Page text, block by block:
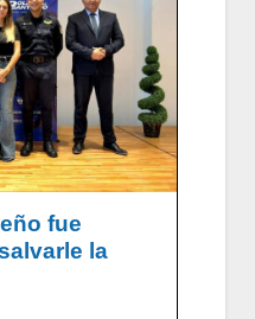
fue
la